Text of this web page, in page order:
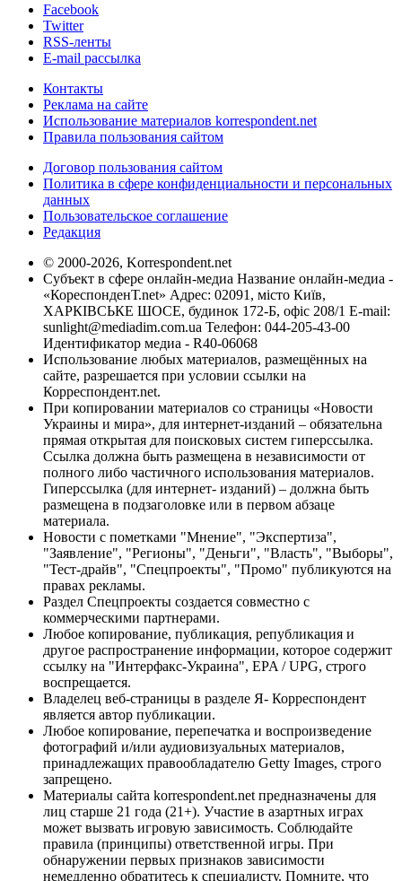
Facebook
Twitter
RSS-ленты
E-mail рассылка
Контакты
Реклама на сайте
Использование материалов korrespondent.net
Правила пользования сайтом
Договор пользования сайтом
Политика в сфере конфиденциальности и персональных
данных
Пользовательское соглашение
Редакция
© 2000-2026, Korrespondent.net
Субъект в сфере онлайн-медиа Название онлайн-медиа -
«КореспонденТ.net» Адрес: 02091, місто Київ,
ХАРКІВСЬКЕ ШОСЕ, будинок 172-Б, офіс 208/1 E-mail:
sunlight@mediadim.com.ua Телефон: 044-205-43-00
Идентификатор медиа - R40-06068
Использование любых материалов, размещённых на
сайте, разрешается при условии ссылки на
Корреспондент.net.
При копировании материалов со страницы «Новости
Украины и мира», для интернет-изданий – обязательна
прямая открытая для поисковых систем гиперссылка.
Ссылка должна быть размещена в независимости от
полного либо частичного использования материалов.
Гиперссылка (для интернет- изданий) – должна быть
размещена в подзаголовке или в первом абзаце
материала.
Новости с пометками "Мнение", "Экспертиза",
"Заявление", "Регионы", "Деньги", "Власть", "Выборы",
"Тест-драйв", "Спецпроекты", "Промо" публикуются на
правах рекламы.
Раздел Спецпроекты создается совместно с
коммерческими партнерами.
Любое копирование, публикация, републикация и
другое распространение информации, которое содержит
ссылку на "Интерфакс-Украина", EPA / UPG, строго
воспрещается.
Владелец веб-страницы в разделе Я- Корреспондент
является автор публикации.
Любое копирование, перепечатка и воспроизведение
фотографий и/или аудиовизуальных материалов,
принадлежащих правообладателю Getty Images, строго
запрещено.
Материалы сайта korrespondent.net предназначены для
лиц старше 21 года (21+). Участие в азартных играх
может вызвать игровую зависимость. Соблюдайте
правила (принципы) ответственной игры. При
обнаружении первых признаков зависимости
немедленно обратитесь к специалисту. Помните, что